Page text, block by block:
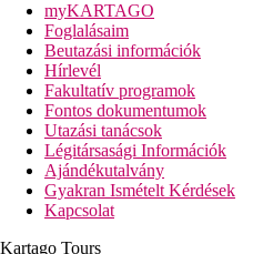
myKARTAGO
Foglalásaim
Beutazási információk
Hírlevél
Fakultatív programok
Fontos dokumentumok
Utazási tanácsok
Légitársasági Információk
Ajándékutalvány
Gyakran Ismételt Kérdések
Kapcsolat
Kartago Tours